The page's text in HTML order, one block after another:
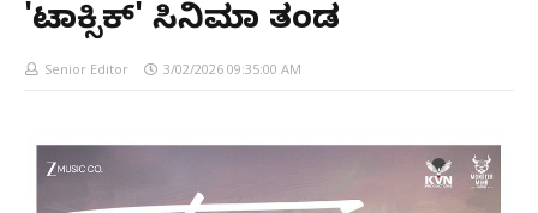
'ಟಾಕ್ಸಿಕ್' ಸಿನಿಮಾ ತಂಡ
Senior Editor 3/02/2026 09:35:00 AM